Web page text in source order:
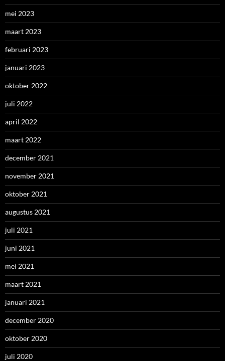
mei 2023
maart 2023
februari 2023
januari 2023
oktober 2022
juli 2022
april 2022
maart 2022
december 2021
november 2021
oktober 2021
augustus 2021
juli 2021
juni 2021
mei 2021
maart 2021
januari 2021
december 2020
oktober 2020
juli 2020